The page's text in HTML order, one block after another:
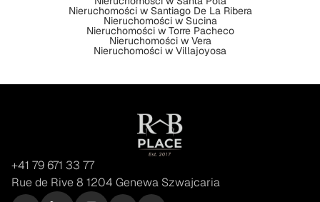
Nieruchomości w Santiago De La Ribera
Nieruchomości w Sucina
Nieruchomości w Torre Pacheco
Nieruchomości w Vera
Nieruchomości w Villajoyosa
+41 79 671 33 77
Rue de Rive 8 1204 Genewa Szwajcaria